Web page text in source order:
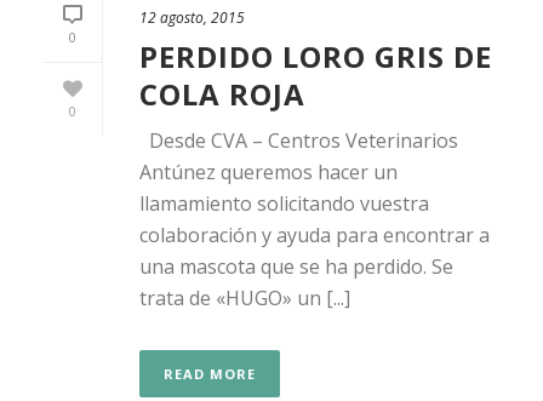
0
0
12 agosto, 2015
PERDIDO LORO GRIS DE
COLA ROJA
Desde CVA – Centros Veterinarios
Antúnez queremos hacer un
llamamiento solicitando vuestra
colaboración y ayuda para encontrar a
una mascota que se ha perdido. Se
trata de «HUGO» un [...]
READ MORE